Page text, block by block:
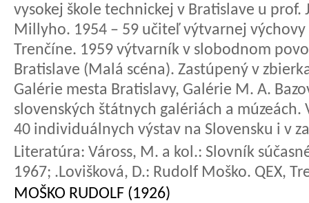
vysokej škole technickej v Bratislave u
Millyho. 1954 – 59 učiteľ výtvarnej výchovy
Trenčíne. 1959 výtvarník v slobodnom
Bratislave (Malá scéna). Zastúpený v
Galérie mesta Bratislavy, Galérie M. A.
slovenských štátnych galériách a múzeách.
40 individuálnych výstav na Slovensku i v
Literatúra: Váross, M. a kol.: Slovník
1967; .Lovišková, D.: Rudolf Moško. QEX,
MOŠKO RUDOLF (1926)